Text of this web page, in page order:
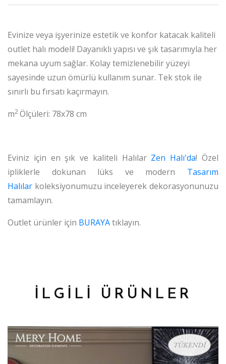
Evinize veya işyerinize estetik ve konfor katacak kaliteli
outlet halı modeli! Dayanıklı yapısı ve şık tasarımıyla her
mekana uyum sağlar. Kolay temizlenebilir yüzeyi
sayesinde uzun ömürlü kullanım sunar. Tek stok ile
sınırlı bu fırsatı kaçırmayın.
m2Ölçüleri: 78x78 cm
Eviniz için en şık ve kaliteli Halılar Zen Halı'da! Özel
ipliklerle dokunan lüks ve modern Tasarım
Halılar koleksiyonumuzu inceleyerek dekorasyonunuzu
tamamlayın.
Outlet ürünler için BURAYAtıklayın.
İLGİLİ ÜRÜNLER
TÜKENDİ